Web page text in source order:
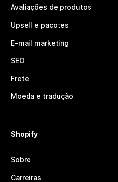
Avaliações de produtos
Upsell e pacotes
E-mail marketing
SEO
Frete
Moeda e tradução
Shopify
Sobre
Carreiras